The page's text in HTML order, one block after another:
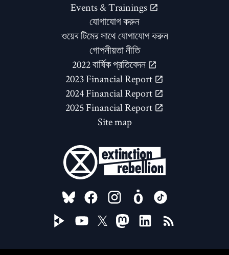
Events & Trainings
যোগাযোগ করুন
ওয়েব টিমের সাথে যোগাযোগ করুন
গোপনীয়তা নীতি
2022 বার্ষিক প্রতিবেদন
2023 Financial Report
2024 Financial Report
2025 Financial Report
Site map
FOLLOW US ON